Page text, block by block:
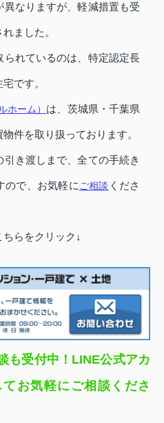
なりますが、軽減措置も受
ました。
られているのは、特定認定長
です。
ホーム） は、茨城県・千葉県
件を取り扱っております。
き渡しまで、全ての手続き
ので、お気軽に ご相談 くださ
らをクリック↓
も受付中！LINE公式アカ
お気軽にご相談くださ